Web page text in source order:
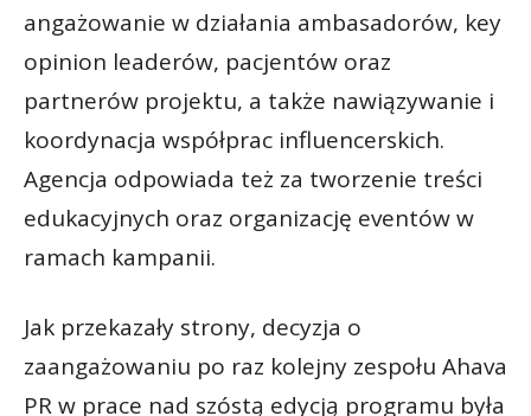
angażowanie w działania ambasadorów, key
opinion leaderów, pacjentów oraz
partnerów projektu, a także nawiązywanie i
koordynacja współprac influencerskich.
Agencja odpowiada też za tworzenie treści
edukacyjnych oraz organizację eventów w
ramach kampanii.
Jak przekazały strony, decyzja o
zaangażowaniu po raz kolejny zespołu Ahava
PR w prace nad szóstą edycją programu była